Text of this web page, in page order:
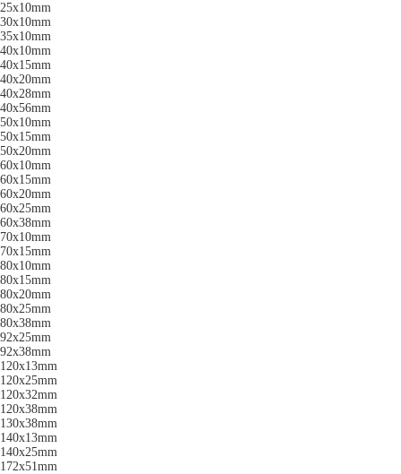
25x10mm
30x10mm
35x10mm
40x10mm
40x15mm
40x20mm
40x28mm
40x56mm
50x10mm
50x15mm
50x20mm
60x10mm
60x15mm
60x20mm
60x25mm
60x38mm
70x10mm
70x15mm
80x10mm
80x15mm
80x20mm
80x25mm
80x38mm
92x25mm
92x38mm
120x13mm
120x25mm
120x32mm
120x38mm
130x38mm
140x13mm
140x25mm
172x51mm